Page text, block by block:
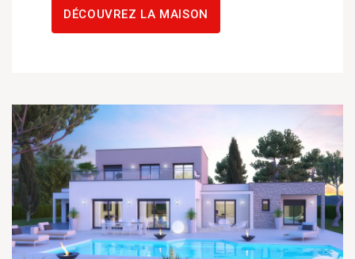
DÉCOUVREZ LA MAISON